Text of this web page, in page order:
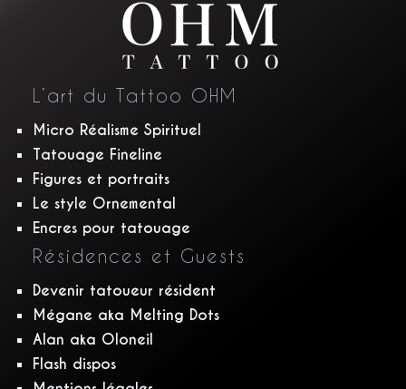
L’art du Tattoo OHM
Micro Réalisme Spirituel
Tatouage Fineline
Figures et portraits
Le style Ornemental
Encres pour tatouage
Résidences et Guests
Devenir tatoueur résident
Mégane aka Melting Dots
Alan aka Oloneil
Flash dispos